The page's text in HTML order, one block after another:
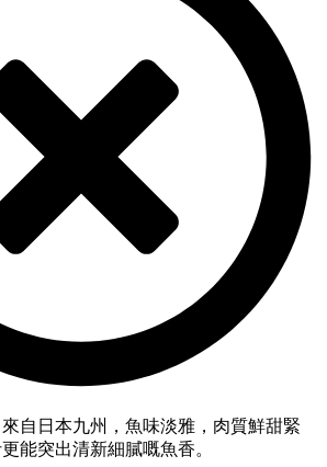
來自日本九州，魚味淡雅，肉質鮮甜緊
能突出清新細膩嘅魚香。